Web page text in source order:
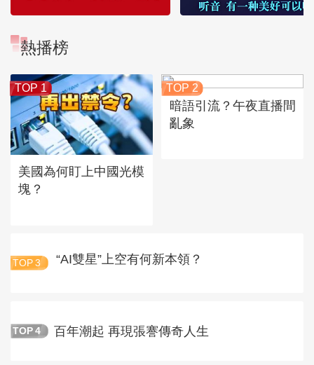
熱播榜
TOP 1
美國為何盯上中國光模
塊？
TOP 2
暗語引流？午夜直播間
亂象
TOP 3 “AI雙星”上空有何新本領？
TOP 4 百年潮起 再現張謇傳奇人生